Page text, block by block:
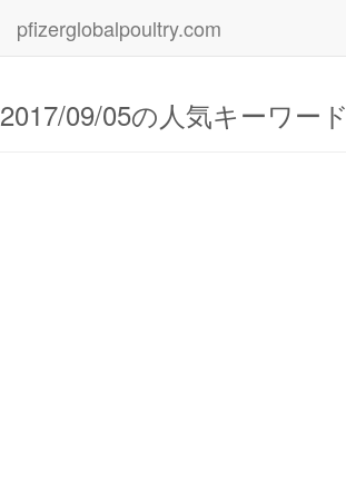
pfizerglobalpoultry.com
2017/09/05の人気キーワード